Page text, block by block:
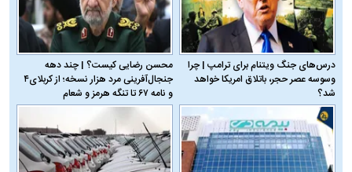
درس‌های جنگ ویتنام برای ترامپ | چرا
وسوسه عصر حجر، باتلاق امریکا خواهد
شد؟
محسن رضایی کیست؟ | چند دهه
جنجال‌آفرینی مرد هزار نسخه؛ از کربلای۴
و نامه ۶۷ تا تنگه هرمز و شعام